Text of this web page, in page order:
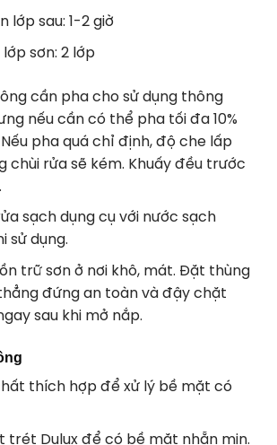
lớp sau: 1-2 giờ
lớp sơn: 2 lớp
cần pha cho sử dụng thông
nếu cần có thể pha tối đa 10%
pha quá chỉ định, độ che lấp
chùi rửa sẽ kém. Khuấy đều trước
sạch dụng cụ với nước sạch
sử dụng.
trữ sơn ở nơi khô, mát. Đặt thùng
đứng an toàn và đậy chặt
sau khi mở nắp.
thích hợp để xử lý bề mặt có
trét Dulux để có bề mặt nhẵn mịn.